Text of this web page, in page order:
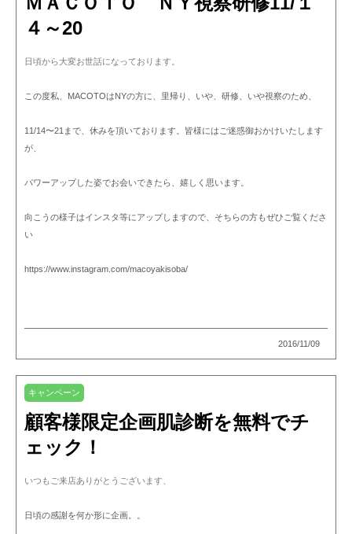
４～20
日頃から大変お世話になっております。
この度私、MACOTOはNYの方に、里帰り、いや、研修、いや視察のため、
11/14〜21まで、休みを頂いております。皆様にはご迷惑御おかけいたします
が、
パワーアップした姿でお会いできたら、嬉しく思います。
向こうの様子はインスタ等にアップしますので、そちらの方もぜひご覧くださ
い
https://www.instagram.com/macoyakisoba/
2016/11/09
キャンペーン
顧客様限定企画肌診断を無料でチ
ェック！
いつもご来店ありがとうございます、
日頃の感謝を何か形に企画。。